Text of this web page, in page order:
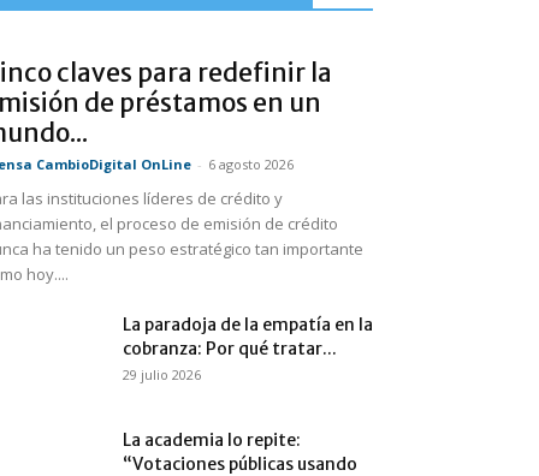
claves para redefinir la
de préstamos en un
CambioDigital OnLine - 6 agosto 2026
las instituciones líderes de crédito y
el proceso de emisión de crédito
ha tenido un peso estratégico tan importante
hoy....
La paradoja de la empatía en la
cobranza: Por qué tratar...
29 julio 2026
La academia lo repite:
“Votaciones públicas usando